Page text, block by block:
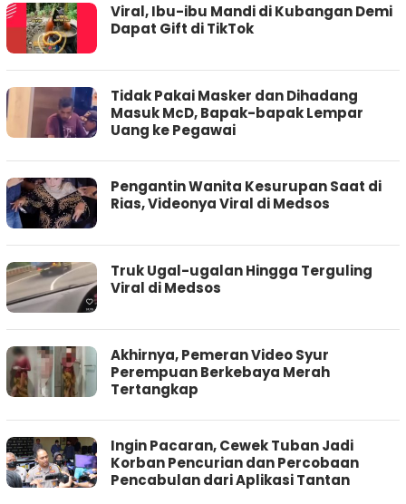
Viral, Ibu-ibu Mandi di Kubangan Demi
Dapat Gift di TikTok
Tidak Pakai Masker dan Dihadang
Masuk McD, Bapak-bapak Lempar
Uang ke Pegawai
Pengantin Wanita Kesurupan Saat di
Rias, Videonya Viral di Medsos
Truk Ugal-ugalan Hingga Terguling
Viral di Medsos
Akhirnya, Pemeran Video Syur
Perempuan Berkebaya Merah
Tertangkap
Ingin Pacaran, Cewek Tuban Jadi
Korban Pencurian dan Percobaan
Pencabulan dari Aplikasi Tantan